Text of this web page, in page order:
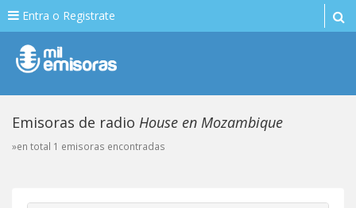
Entra o Registrate
Emisoras de radio House en Mozambique
»en total 1 emisoras encontradas